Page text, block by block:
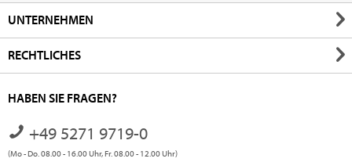
UNTERNEHMEN
RECHTLICHES
HABEN SIE FRAGEN?
+49 5271 9719-0
(Mo - Do. 08.00 - 16.00 Uhr, Fr. 08.00 - 12.00 Uhr)